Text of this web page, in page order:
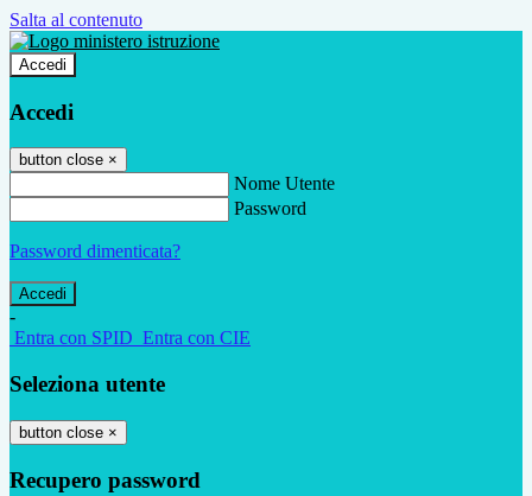
Salta al contenuto
Accedi
Accedi
button close ×
Nome Utente
Password
Password dimenticata?
-
Entra con SPID Entra con CIE
Seleziona utente
button close ×
Recupero password